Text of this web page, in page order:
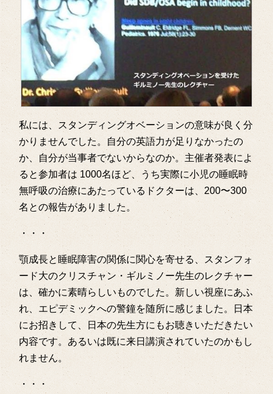
私には、スタンディングオベーションの意味が良く分
かりませんでした。自分の英語力が足りなかったの
か、自分が当事者でないからなのか。主催者発表によ
ると参加者は 1000名ほど、うち実際に小児の睡眠時
無呼吸の治療にあたっているドクターは、200〜300
名との報告がありました。
・・・
顎成長と睡眠障害の関係に関心を寄せる、スタンフォ
ード大のクリスチャン・ギルミノー先生のレクチャー
は、確かに素晴らしいものでした。新しい視座にあふ
れ、エピデミックへの警鐘を随所に感じました。日本
にお招きして、日本の先生方にもお聴きいただきたい
内容です。あるいは既に来日講演されていたのかもし
れません。
・・・